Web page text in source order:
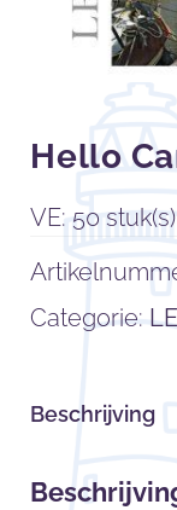
Hello
VE: 50 stuk(s)
Categorie:
Beschrijving